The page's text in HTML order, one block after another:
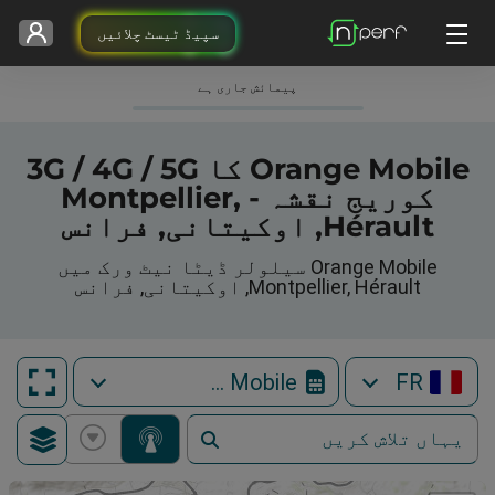
سپیڈ ٹیسٹ چلائیں
پیمائش جاری ہے
Orange Mobile کا 3G / 4G / 5G
کوریج نقشہ - Montpellier,
Hérault, اوکیتانی, فرانس
Orange Mobile سیلولر ڈیٹا نیٹ ورک میں
Montpellier, Hérault, اوکیتانی, فرانس
FR
Orange Mobile